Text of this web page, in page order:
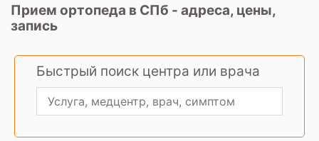
Прием ортопеда в СПб - адреса, цены,
запись
Быстрый поиск центра или врача